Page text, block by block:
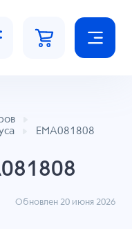
EMA081808
Обновлен 20 июня 2026